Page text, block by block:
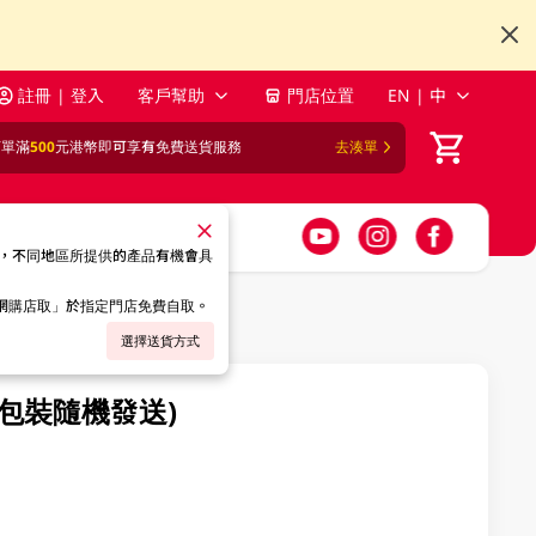
註冊 | 登入 客戶幫助 門店位置 EN | 中
滿500元港幣即可享有免費送貨服務 去湊單
不同地區所提供的產品有機會具
店取」於指定門店免費自取。
選擇送貨方式
裝隨機發送)